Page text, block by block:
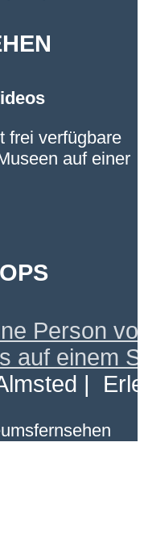
frei verfügbare
auf einer
|